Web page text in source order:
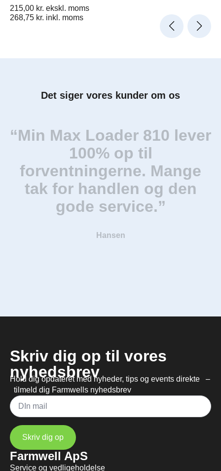
215,00 kr. ekskl. moms
268,75 kr. inkl. moms
Det siger vores kunder om os
“Min Max Loader 810 lever
100% op til
forventningerne. Mange
tak for handlen og den
gode service.”
Hansen
Skriv dig op til vores
nyhedsbrev
Hold dig opdateret med nyheder, tips og events direkte –
tilmeld dig Farmwells nyhedsbrev
Mail
Skriv dig op
Farmwell ApS
Service og vedligeholdelse